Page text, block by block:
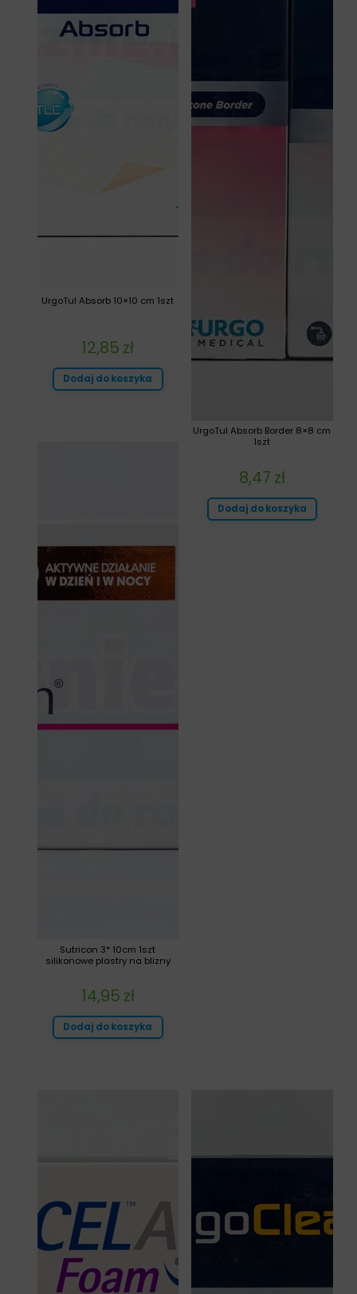
UrgoTul Absorb Border 8×8 cm
1szt
8,47 zł
Dodaj do koszyka
UrgoTul Absorb 10×10 cm 1szt
12,85 zł
Dodaj do koszyka
Sutricon 3* 10cm 1szt
silikonowe plastry na blizny
14,95 zł
Dodaj do koszyka